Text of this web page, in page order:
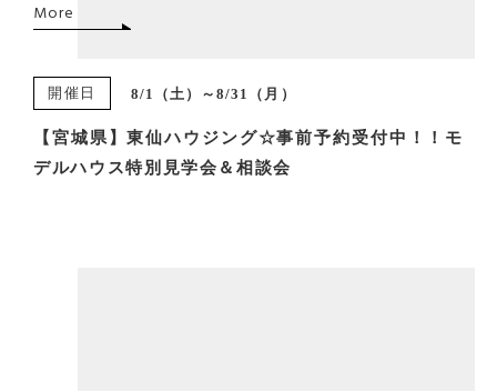
More
開催日 8/1（土）～8/31（月）
【宮城県】東仙ハウジング☆事前予約受付中！！モ
デルハウス特別見学会＆相談会